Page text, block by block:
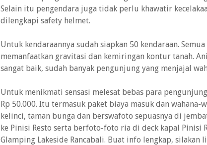
Selain itu pengendara juga tidak perlu khawatir
dilengkapi safety helmet.
Untuk kendaraannya sudah siapkan 50 kendaraan.
memanfaatkan gravitasi dan kemiringan kontur tanah.
sangat baik, sudah banyak pengunjung yang menjajal
Untuk menikmati sensasi melesat bebas para
Rp 50.000. Itu termasuk paket biaya masuk dan wahana-
kelinci, taman bunga dan berswafoto sepuasnya di
ke Pinisi Resto serta berfoto-foto ria di deck kapal Pinisi
Glamping Lakeside Rancabali. Buat info lengkap, silakan